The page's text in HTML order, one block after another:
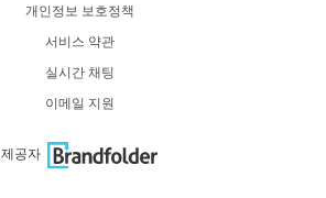
개인정보 보호정책
서비스 약관
실시간 채팅
이메일 지원
제공자